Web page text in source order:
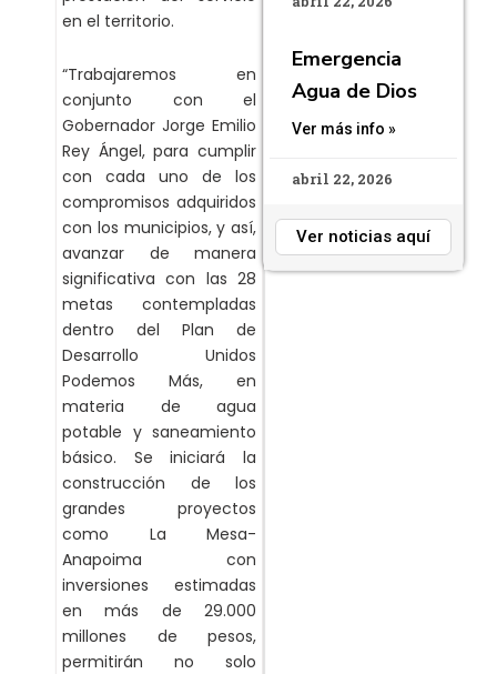
en el territorio.
“Trabajaremos en
conjunto con el
Gobernador Jorge Emilio
Rey Ángel, para cumplir
con cada uno de los
compromisos adquiridos
con los municipios, y así,
avanzar de manera
significativa con las 28
metas contempladas
dentro del Plan de
Desarrollo Unidos
Podemos Más, en
materia de agua
potable y saneamiento
básico. Se iniciará la
construcción de los
grandes proyectos
como La Mesa-
Anapoima con
inversiones estimadas
en más de 29.000
millones de pesos,
permitirán no solo
Emergencia
Agua de Dios
Ver más info »
abril 22, 2026
Ver noticias aquí